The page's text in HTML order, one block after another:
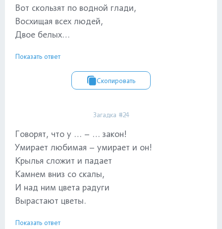
Вот скользят по водной глади,
Восхищая всех людей,
Двое белых…
Показать ответ
Скопировать
Загадка #24
Говорят, что у … – … закон!
Умирает любимая – умирает и он!
Крылья сложит и падает
Камнем вниз со скалы,
И над ним цвета радуги
Вырастают цветы.
Показать ответ